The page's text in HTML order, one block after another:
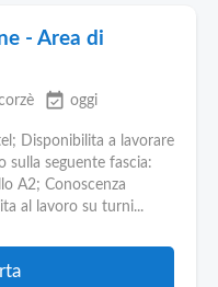
- Area di
event_available oggi
Disponibilita a lavorare
sulla seguente fascia:
A2; Conoscenza
al lavoro su turni...